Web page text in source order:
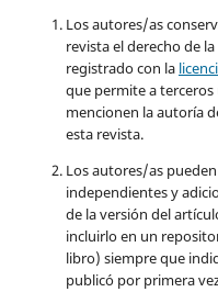
Los autores/as
revista el derecho de
registrado con la
que permite a
mencionen la autoría
esta revista.
Los autores/as
independientes y
de la versión del
incluirlo en un
libro) siempre que
publicó por primera